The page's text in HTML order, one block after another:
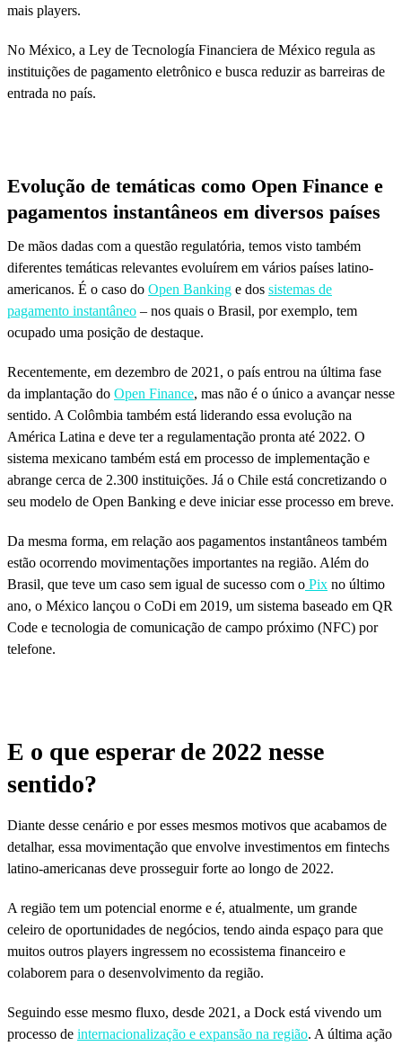
mais players.
No México, a Ley de Tecnología Financiera de México regula as
instituições de pagamento eletrônico e busca reduzir as barreiras de
entrada no país.
Evolução de temáticas como Open Finance e
pagamentos instantâneos em diversos países
De mãos dadas com a questão regulatória, temos visto também
diferentes temáticas relevantes evoluírem em vários países latino-
americanos. É o caso do Open Banking e dos sistemas de
pagamento instantâneo – nos quais o Brasil, por exemplo, tem
ocupado uma posição de destaque.
Recentemente, em dezembro de 2021, o país entrou na última fase
da implantação do Open Finance, mas não é o único a avançar nesse
sentido. A Colômbia também está liderando essa evolução na
América Latina e deve ter a regulamentação pronta até 2022. O
sistema mexicano também está em processo de implementação e
abrange cerca de 2.300 instituições. Já o Chile está concretizando o
seu modelo de Open Banking e deve iniciar esse processo em breve.
Da mesma forma, em relação aos pagamentos instantâneos também
estão ocorrendo movimentações importantes na região. Além do
Brasil, que teve um caso sem igual de sucesso com o Pix no último
ano, o México lançou o CoDi em 2019, um sistema baseado em QR
Code e tecnologia de comunicação de campo próximo (NFC) por
telefone.
E o que esperar de 2022 nesse
sentido?
Diante desse cenário e por esses mesmos motivos que acabamos de
detalhar, essa movimentação que envolve investimentos em fintechs
latino-americanas deve prosseguir forte ao longo de 2022.
A região tem um potencial enorme e é, atualmente, um grande
celeiro de oportunidades de negócios, tendo ainda espaço para que
muitos outros players ingressem no ecossistema financeiro e
colaborem para o desenvolvimento da região.
Seguindo esse mesmo fluxo, desde 2021, a Dock está vivendo um
processo de internacionalização e expansão na região. A última ação